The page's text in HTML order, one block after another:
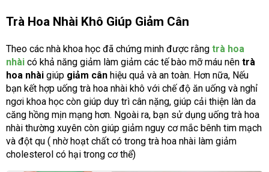
Trà Hoa Nhài Khô Giúp Giảm Cân
Theo các nhà khoa học đã chứng minh được rằng trà hoa
nhài có khả năng giảm làm giảm các tế bào mỡ máu nên trà
hoa nhài giúp giảm cân hiệu quả và an toàn. Hơn nữa, Nếu
bạn kết hợp uống trà hoa nhài khô với chế độ ăn uống và nghỉ
ngơi khoa học còn giúp duy trì cân nặng, giúp cải thiện làn da
căng hồng mịn mạng hơn. Ngoài ra, bạn sử dụng uống trà hoa
nhài thường xuyên còn giúp giảm nguy cơ mắc bênh tim mạch
và đột qu ( nhờ hoạt chất có trong trà hoa nhài làm giảm
cholesterol có hại trong cơ thể)